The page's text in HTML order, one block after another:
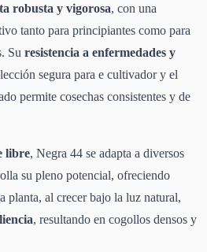
robusta y vigorosa, con una
tanto para principiantes como para
Su resistencia a enfermedades y
segura para e cultivador y el
permite cosechas consistentes y de
libre, Negra 44 se adapta a diversos
su pleno potencial, ofreciendo
planta, al crecer bajo la luz natural,
, resultando en cogollos densos y